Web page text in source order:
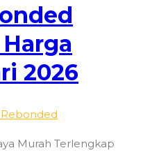
2026
Murah Terlengkap